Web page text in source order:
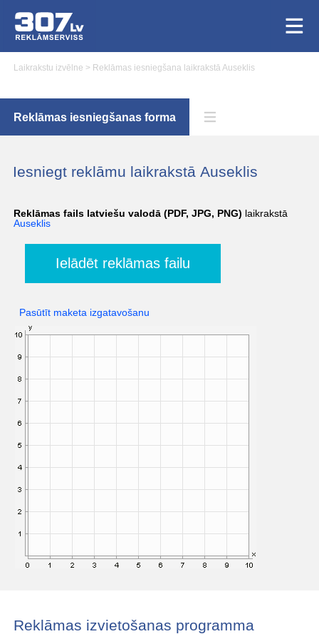
Laikrakstu izvēlne > Reklāmas iesniegšana laikrakstā Auseklis
Reklāmas iesniegšanas forma
Iesniegt reklāmu laikrakstā Auseklis
Reklāmas fails latviešu valodā (PDF, JPG, PNG) laikrakstā
Auseklis
Ielādēt reklāmas failu
Pasūtīt maketa izgatavošanu
Reklāmas izvietošanas programma